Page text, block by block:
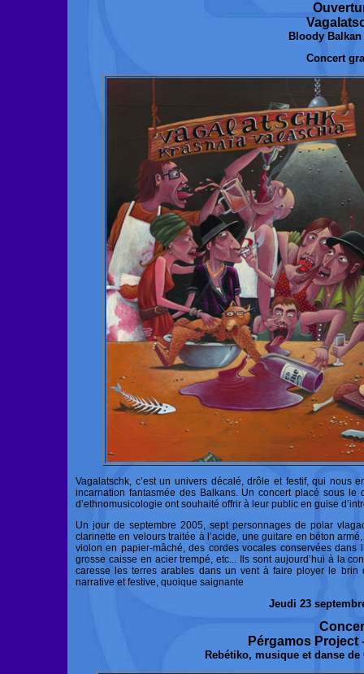
Bloody
Concert
Vagalatschk, c’est un univers décalé, drôle et festif, qui nous
incarnation fantasmée des Balkans. Un concert placé sous le
d’ethnomusicologie ont souhaité offrir à leur public en guise
Un jour de septembre 2005, sept personnages de polar
clarinette en velours traitée à l’acide, une guitare en béton
violon en papier-mâché, des cordes vocales conservées
grosse caisse en acier trempé, etc... Ils sont aujourd’hui à la
caresse les terres arables dans un vent à faire ployer le brin
narrative et festive, quoique saignante
Jeudi 23
Pérgamos Project
Rebétiko, musique et danse de